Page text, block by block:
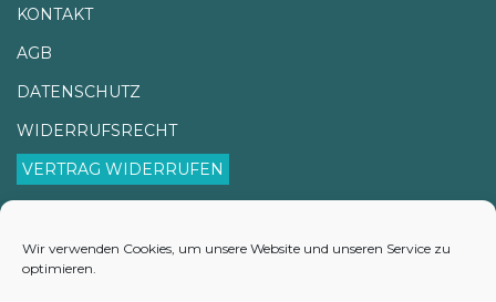
Wir verwenden Cookies, um unsere Website und unseren Service zu
optimieren.
KONTAKT
AGB
DATENSCHUTZ
WIDERRUFSRECHT
VERTRAG WIDERRUFEN
VERSANDINFORMATIONEN